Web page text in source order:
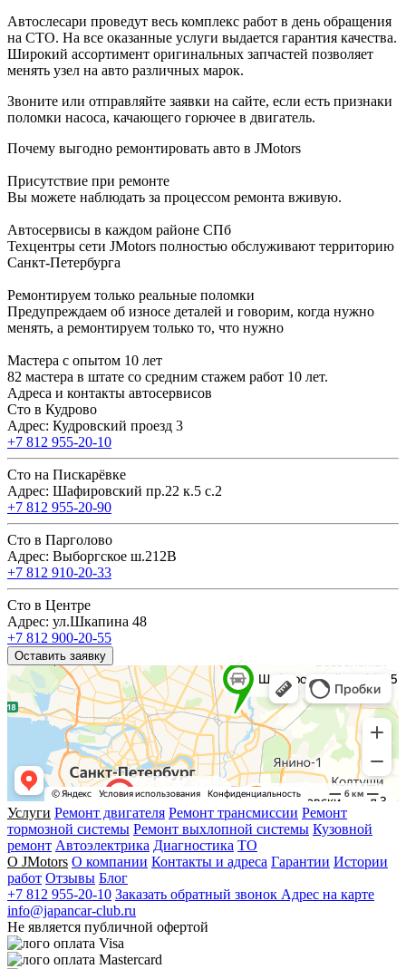
Автослесари проведут весь комплекс работ в день обращения
на СТО. На все оказанные услуги выдается гарантия качества.
Широкий ассортимент оригинальных запчастей позволяет
менять узел на авто различных марок.
Звоните или отправляйте заявки на сайте, если есть признаки
поломки насоса, качающего горючее в двигатель.
Почему выгодно ремонтировать авто в JMotors
Присутствие при ремонте
Вы можете наблюдать за процессом ремонта вживую.
Автосервисы в каждом районе СПб
Техцентры сети JMotors полностью обслуживают территорию
Санкт-Петербурга
Ремонтируем только реальные поломки
Предупреждаем об износе деталей и говорим, когда нужно
менять, а ремонтируем только то, что нужно
Мастера с опытом 10 лет
82 мастера в штате со средним стажем работ 10 лет.
Адреса и контакты автосервисов
Сто в Кудрово
Адрес: Кудровский проезд 3
+7 812 955-20-10
Сто на Пискарёвке
Адрес: Шафировский пр.22 к.5 с.2
+7 812 955-20-90
Сто в Парголово
Адрес: Выборгское ш.212В
+7 812 910-20-33
Сто в Центре
Адрес: ул.Шкапина 48
+7 812 900-20-55
Оставить заявку
Услуги Ремонт двигателя Ремонт трансмиссии Ремонт
тормозной системы Ремонт выхлопной системы Кузовной
ремонт Автоэлектрика Диагностика ТО
О JMotors О компании Контакты и адреса Гарантии Истории
работ Отзывы Блог
+7 812 955-20-10 Заказать обратный звонок Адрес на карте
info@japancar-club.ru
Не является публичной офертой